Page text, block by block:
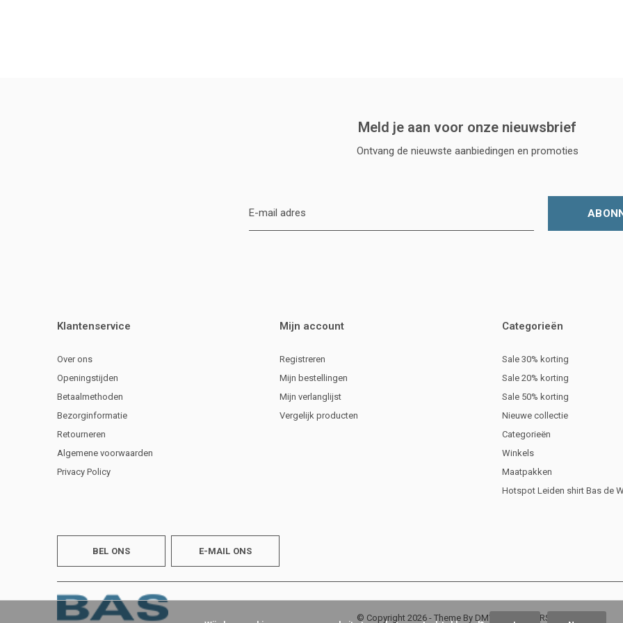
Meld je aan voor onze nieuwsbrief
Ontvang de nieuwste aanbiedingen en promoties
Klantenservice
Over ons
Openingstijden
Betaalmethoden
Bezorginformatie
Retourneren
Algemene voorwaarden
Privacy Policy
Mijn account
Registreren
Mijn bestellingen
Mijn verlanglijst
Vergelijk producten
Categorieën
Sale 30% korting
Sale 20% korting
Sale 50% korting
Nieuwe collectie
Categorieën
Winkels
Maatpakken
Hotspot Leiden shirt Bas de
BEL ONS E-MAIL ONS
© Copyright 2026 - Theme By DMWS RSS-feed